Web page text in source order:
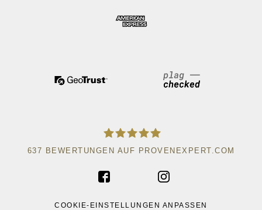
637 BEWERTUNGEN AUF PROVENEXPERT.COM
COOKIE-EINSTELLUNGEN ANPASSEN